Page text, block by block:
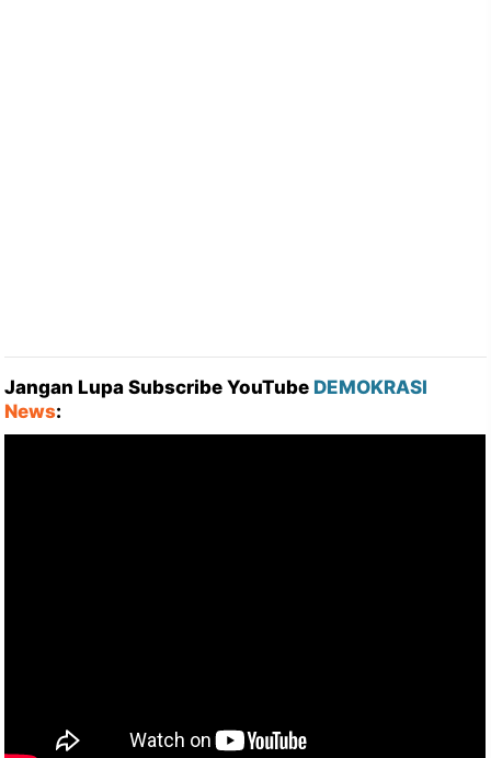
Jangan Lupa Subscribe YouTube DEMOKRASI
News: